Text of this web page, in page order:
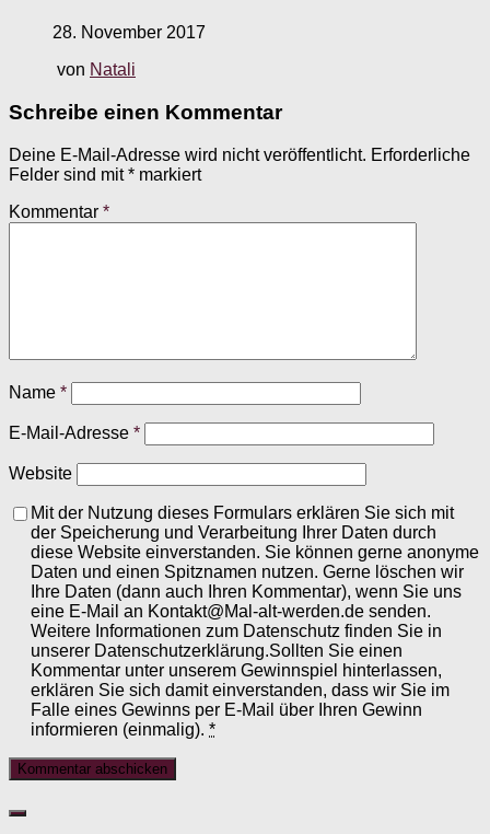
28. November 2017
von Natali
Schreibe einen Kommentar
Deine E-Mail-Adresse wird nicht veröffentlicht. Erforderliche
Felder sind mit* markiert
Kommentar *
Name *
E-Mail-Adresse *
Website
Mit der Nutzung dieses Formulars erklären Sie sich mit
der Speicherung und Verarbeitung Ihrer Daten durch
diese Website einverstanden. Sie können gerne anonyme
Daten und einen Spitznamen nutzen. Gerne löschen wir
Ihre Daten (dann auch Ihren Kommentar), wenn Sie uns
eine E-Mail an Kontakt@Mal-alt-werden.de senden.
Weitere Informationen zum Datenschutz finden Sie in
unserer Datenschutzerklärung.Sollten Sie einen
Kommentar unter unserem Gewinnspiel hinterlassen,
erklären Sie sich damit einverstanden, dass wir Sie im
Falle eines Gewinns per E-Mail über Ihren Gewinn
informieren (einmalig). *